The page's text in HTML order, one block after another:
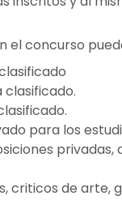
el concurso
para los
criticos de